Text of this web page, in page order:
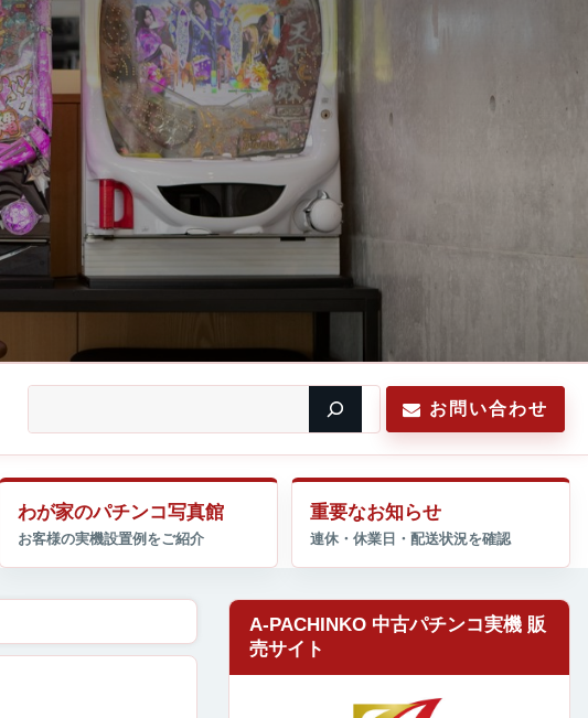
お問い合わせ
わが家のパチンコ写真館 重要なお知らせ
A-PACHINKO 中古パチンコ実機 販
売サイト